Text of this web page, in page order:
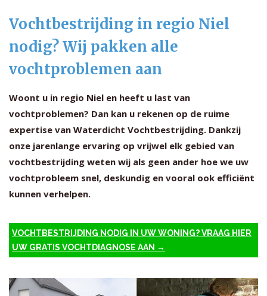
Vochtbestrijding in regio Niel
nodig? Wij pakken alle
vochtproblemen aan
Woont u in regio Niel en heeft u last van
vochtproblemen? Dan kan u rekenen op de ruime
expertise van Waterdicht Vochtbestrijding. Dankzij
onze jarenlange ervaring op vrijwel elk gebied van
vochtbestrijding weten wij als geen ander hoe we uw
vochtprobleem snel, deskundig en vooral ook efficiënt
kunnen verhelpen.
VOCHTBESTRIJDING NODIG IN UW WONING? VRAAG HIER
UW GRATIS VOCHTDIAGNOSE AAN →